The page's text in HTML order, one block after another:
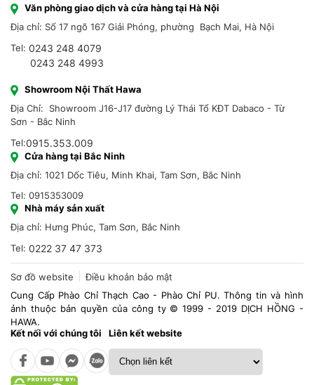
Văn phòng giao dịch và cửa hàng tại Hà Nội
Địa chỉ: Số 17 ngõ 167 Giải Phóng, phường Bạch Mai, Hà Nội
Tel: 0243 248 4079
0243 248 4993
Showroom Nội Thất Hawa
Địa Chỉ: Showroom J16-J17 đường Lý Thái Tổ KĐT Dabaco - Từ
Sơn - Bắc Ninh
Tel:0915.353.009
Cửa hàng tại Bắc Ninh
Địa chỉ: 1021 Dốc Tiêu, Minh Khai, Tam Sơn, Bắc Ninh
Tel: 0915353009
Nhà máy sản xuất
Địa chỉ: Hưng Phúc, Tam Sơn, Bắc Ninh
Tel: 0222 37 47 373
Sơ đồ website
Điều khoản bảo mật
Cung Cấp Phào Chỉ Thạch Cao - Phào Chỉ PU. Thông tin và hình
ảnh thuộc bản quyền của công ty © 1999 - 2019 DỊCH HỒNG -
HAWA.
Kết nối với chúng tôi
Liên kết website